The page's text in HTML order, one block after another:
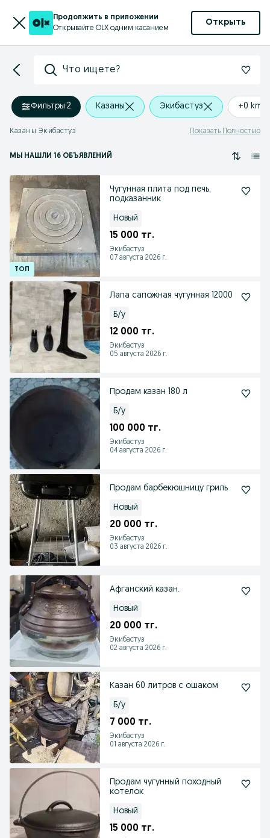
Продолжить в приложении
Открывайте OLX одним касанием
Открыть
Что ищете?
Фильтры·2 Казаны Экибастуз +0 km
Казаны Экибастуз Показать Полностью
МЫ НАШЛИ 16 ОБЪЯВЛЕНИЙ
Чугунная плита под печь,
подказанник
Новый
15 000 тг.
Экибастуз
07 августа 2026 г.
Лапа сапожная чугунная 12000
Б/у
12 000 тг.
Экибастуз
05 августа 2026 г.
Продам казан 180 л
Б/у
100 000 тг.
Экибастуз
04 августа 2026 г.
Продам барбекюшницу гриль
Новый
20 000 тг.
Экибастуз
03 августа 2026 г.
Афганский казан.
Новый
20 000 тг.
Экибастуз
02 августа 2026 г.
Казан 60 литров с ошаком
Б/у
7 000 тг.
Экибастуз
01 августа 2026 г.
Продам чугунный походный
котелок
Новый
15 000 тг.